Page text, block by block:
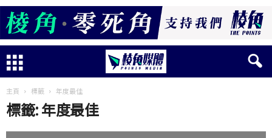
主頁 標籤 年度最佳
標籤: 年度最佳